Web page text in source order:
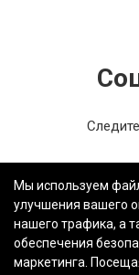
ООО «ФЕРСТ
Мы используем
улучшения вашего
нашего трафика, а
обеспечения
маркетинга.